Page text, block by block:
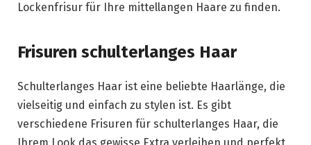
Lockenfrisur für Ihre mittellangen Haare zu finden.
Frisuren schulterlanges Haar
Schulterlanges Haar ist eine beliebte Haarlänge, die
vielseitig und einfach zu stylen ist. Es gibt
verschiedene Frisuren für schulterlanges Haar, die
Ihrem Look das gewisse Extra verleihen und perfekt